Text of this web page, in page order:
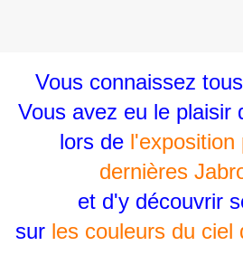
Vous connaissez
Vous avez eu le plaisir
lors de l'exposition
dernières
et d'y découvrir
sur les couleurs du ciel